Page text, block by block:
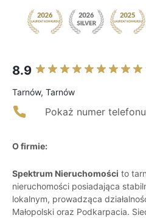
8.9
Tarnów, Tarnów
Pokaż numer telefonu
O firmie:
Spektrum Nieruchomości to
nieruchomości posiadająca
lokalnym, prowadząca
Małopolski oraz Podkarpacia.